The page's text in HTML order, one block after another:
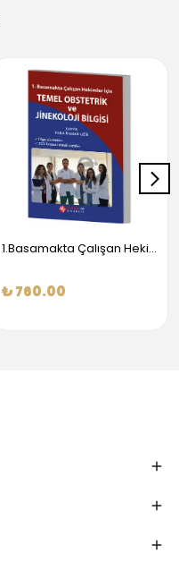
1.Basamakta Çalışan Hekimler İçin Temel Obstetrik Ve Jinekoloji Bilgisi
₺ 760.00